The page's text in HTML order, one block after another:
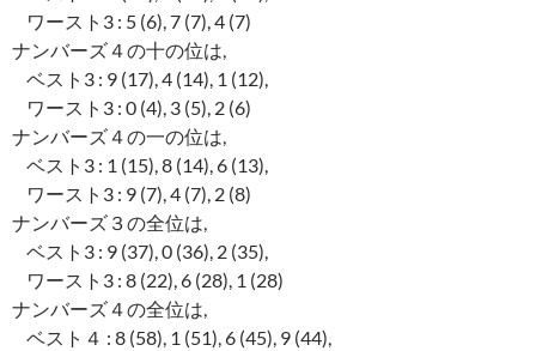
ワースト3 : 5 (6), 7 (7), 4 (7)
ナンバーズ４の十の位は,
ベスト3 : 9 (17), 4 (14), 1 (12),
ワースト3 : 0 (4), 3 (5), 2 (6)
ナンバーズ４の一の位は,
ベスト3 : 1 (15), 8 (14), 6 (13),
ワースト3 : 9 (7), 4 (7), 2 (8)
ナンバーズ３の全位は,
ベスト3 : 9 (37), 0 (36), 2 (35),
ワースト3 : 8 (22), 6 (28), 1 (28)
ナンバーズ４の全位は,
ベスト４ : 8 (58), 1 (51), 6 (45), 9 (44),